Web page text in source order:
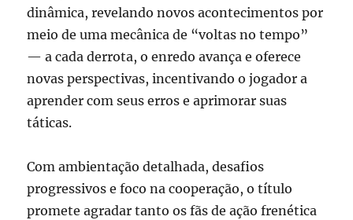
dinâmica, revelando novos acontecimentos por
meio de uma mecânica de “voltas no tempo”
— a cada derrota, o enredo avança e oferece
novas perspectivas, incentivando o jogador a
aprender com seus erros e aprimorar suas
táticas.
Com ambientação detalhada, desafios
progressivos e foco na cooperação, o título
promete agradar tanto os fãs de ação frenética